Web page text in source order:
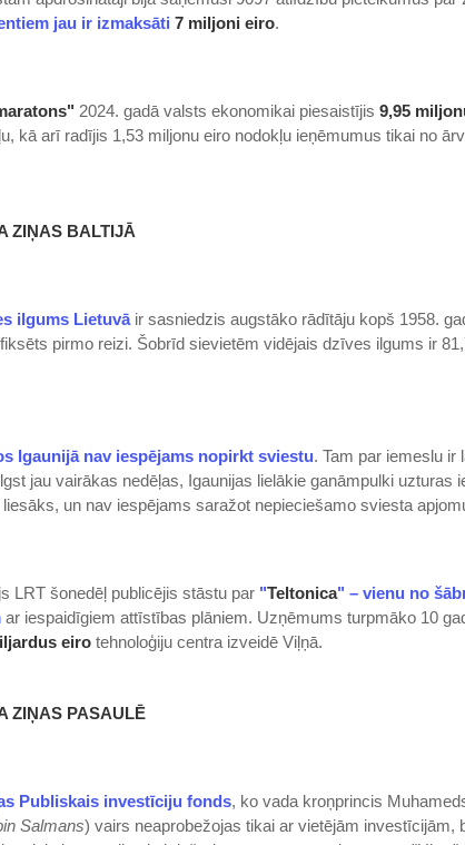
jau ir izmaksāti 7 miljoni eiro.
2024. gadā valsts ekonomikai piesaistījis 9,95
kā arī radījis 1,53 miljonu eiro nodokļu ieņēmumus tikai no
ZIŅAS BALTIJĀ
ilgums Lietuvāir sasniedzis augstāko rādītāju kopš 1958.
pirmo reizi. Šobrīd sievietēm vidējais dzīves ilgums ir
Igaunijā nav iespējams nopirkt sviestu. Tam par iemeslu ir
jau vairākas nedēļas, Igaunijas lielākie ganāmpulki uzturas
un nav iespējams saražot nepieciešamo sviesta
LRT šonedēļ publicējis stāstu par "Teltonica" – vienu no
ar iespaidīgiem attīstības plāniem. Uzņēmums turpmāko 10
eiro tehnoloģiju centra izveidē Viļņā.
ZIŅAS PASAULĒ
Publiskais investīciju fonds, ko vada kroņprincis
Salmans) vairs neaprobežojas tikai ar vietējām investīcijām,